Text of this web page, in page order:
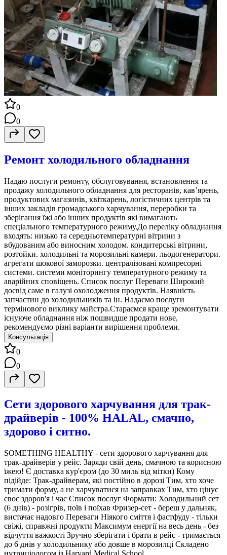
0
0
Ремонт холодильного обладнання
Надаю послуги ремонту, обслуговування, встановлення та
продажу холодильного обладнання для ресторанів, кав’ярень,
продуктових магазинів, квіткарень, логістичних центрів та
інших закладів громадського харчування, переробки та
зберігання їжі або інших продуктів які вимагають
спеціального температурного режиму.До переліку обладнання
входять: низько та середньотемпературні вітрини з
вбудованим або виносним холодом. кондитерські вітрини,
розтойки. холодильні та морозильні камери. льодогенератори.
агрегати шокової заморозки. централізовані компресорні
системи. системи моніторингу температурного режиму та
аварійних сповіщень. Список послуг Переваги Широкий
досвід саме в галузі охолодження продуктів. Наявність
запчастин до холодильників та ін. Надаємо послуги
термінового виклику майстра.Стараємся краще зремонтувати
існуюче обладнання ніж пошвидше продати нове,
рекомендуємо різні варіанти вирішення проблеми.
Консультація
0
0
Сети здорового харчування для трак-
драйверів - 100% HALAL, смачно,
здорово і ситно.
SOMETHING HEALTHY - сети здорового харчування для
трак-драйверів у рейс. Заряди свій день, смачною та корисною
їжею! Є доставка кур'єром (до 30 миль від мітки) Кому
підійде: Трак-драйверам, які постійно в дорозі Тим, хто хоче
тримати форму, а не харчуватися на заправках Тим, хто цінує
своє здоров'я і час Список послуг Формати: Холодильний сет
(6 днів) - розігрів, поїв і поїхав Фризер-сет - береш у дальняк,
вистачає надовго Переваги Ніякого сміття і фастфуду - тільки
свіжі, справжні продукти Максимум енергії на весь день - без
відчуття важкості Зручно зберігати і брати в рейс - тримається
до 6 днів у холодильнику або довше в морозилці Складено
нутриціологом із Harvard Medical School